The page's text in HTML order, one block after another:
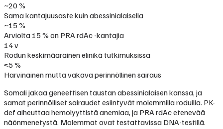
~20 %
Sama kantajuusaste kuin abessinialaisella
~15 %
Arviolta 15 % on PRA rdAc -kantajia
14 v
Rodun keskimääräinen elinikä tutkimuksissa
<5 %
Harvinainen mutta vakava perinnöllinen sairaus
Somali jakaa geneettisen taustan abessinialaisen kanssa, ja
samat perinnölliset sairaudet esiintyvät molemmilla roduilla. PK-
def aiheuttaa hemolyyttistä anemiaa, ja PRA rdAc etenevää
näönmenetystä. Molemmat ovat testattavissa DNA-testillä.